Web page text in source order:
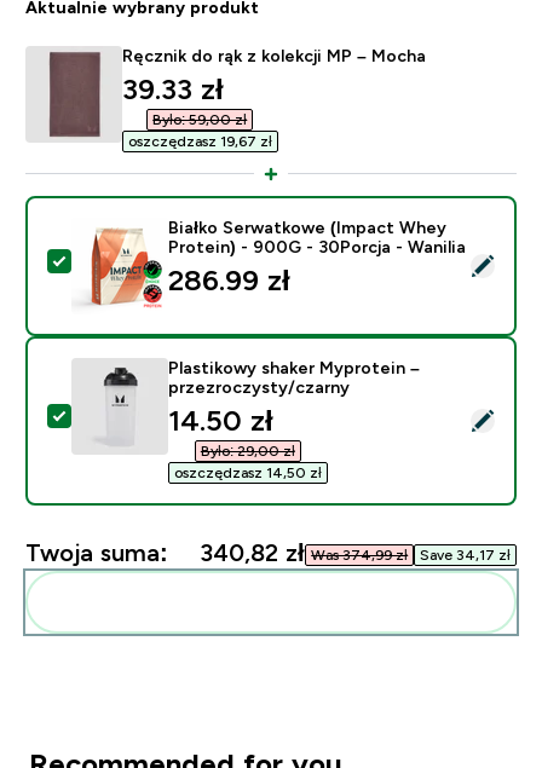
Aktualnie wybrany produkt
Ręcznik do rąk z kolekcji MP – Mocha
discounted price
39.33 zł‎
Było: 59,00 zł‎
oszczędzasz 19,67 zł‎
Wybierz ten produkt - Białko Serwatkowe (Impact
Białko Serwatkowe (Impact Whey
Protein) - 900G - 30Porcja - Wanilia
286.99 zł‎
Wybierz ten produkt - Plastikowy shaker Myprotein –
Plastikowy shaker Myprotein –
przezroczysty/czarny
discounted price
14.50 zł‎
Było: 29,00 zł‎
oszczędzasz 14,50 zł‎
Twoja suma: 340,82 zł‎ Was 374,99 zł‎ Save 34,17 zł‎